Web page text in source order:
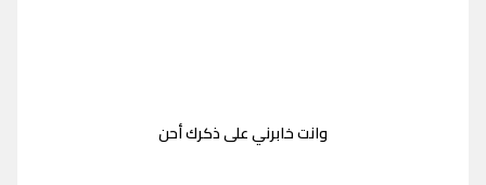
وانت خابرني على ذكرك أحن